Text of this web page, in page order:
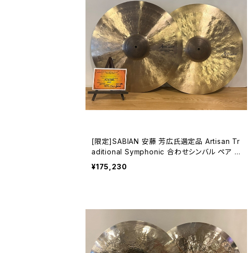
[限定]SABIAN 安藤 芳広氏選定品 Artisan Tr
aditional Symphonic 合わせシンバル ペア 1
8インチ MEDIUM LIGHT / VL-18ASML/YA
¥175,230